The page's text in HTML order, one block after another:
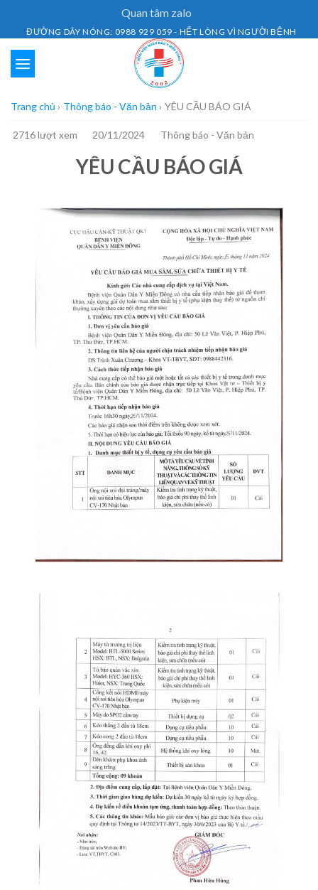
Quan tâm zalo
ĐƯỜNG DÂY NÓNG: 0988 929 059 - HẾT LÒNG VÌ NGƯỜI BỆNH
Trang chủ › Thông báo - Văn bản › YÊU CẦU BÁO GIÁ
2716 lượt xem 20/11/2024 Thông báo - Văn bản
YÊU CẦU BÁO GIÁ